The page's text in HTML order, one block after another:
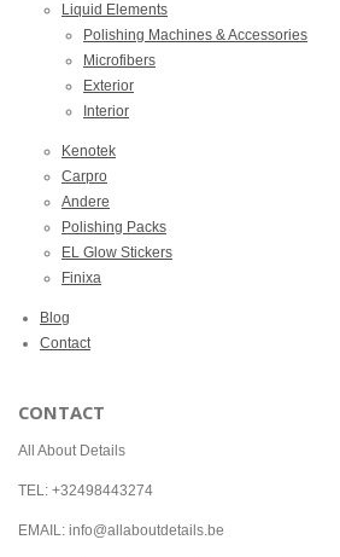
Liquid Elements
Polishing Machines & Accessories
Microfibers
Exterior
Interior
Kenotek
Carpro
Andere
Polishing Packs
EL Glow Stickers
Finixa
Blog
Contact
CONTACT
All About Details
TEL: +32498443274
EMAIL: info@allaboutdetails.be